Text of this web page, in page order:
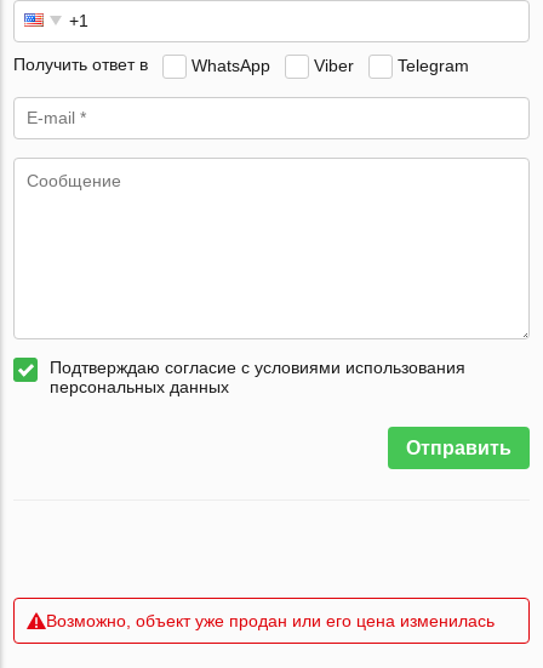
Получить ответ в WhatsApp Viber Telegram
Подтверждаю согласие с условиями использования
персональных данных
Отправить
Возможно, объект уже продан или его цена изменилась